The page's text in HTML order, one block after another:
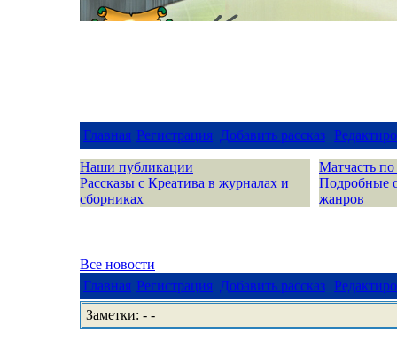
Главная Регистрация Добавить рассказ
Наши публикации
Рассказы с Креатива в журналах и
сборниках
Матчасть
Подробные
жанров
Все новости
Главная Регистрация Добавить рассказ
Заметки: - -